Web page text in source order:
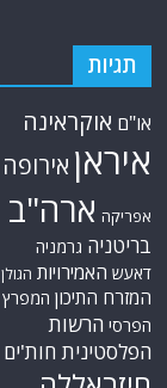
תגיות
או"ם אוקראינה
איראן אירופה
אפריקה ארה"ב
בריטניה גרמניה
דאעש האמירויות הגולן
המזרח התיכון המפרץ
הפרסי הרשות
הפלסטינית חות'ים